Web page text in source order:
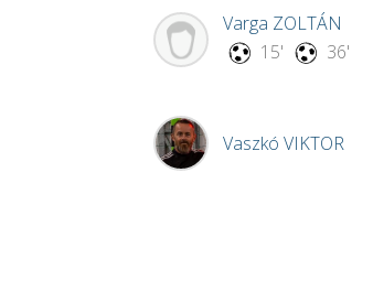
Varga ZOLTÁN
15'
36'
Vaszkó VIKTOR